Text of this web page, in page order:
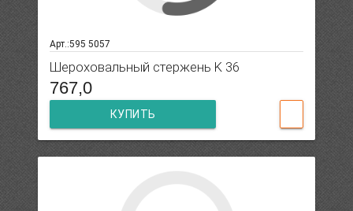
Арт.:595 5057
Шероховальный стержень K 36
767,0
КУПИТЬ